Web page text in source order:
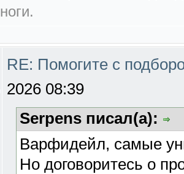
ноги.
RE: Помогите с
2026 08:39
Serpens писал(а):
Варфидейл, самые
Но договоритесь о